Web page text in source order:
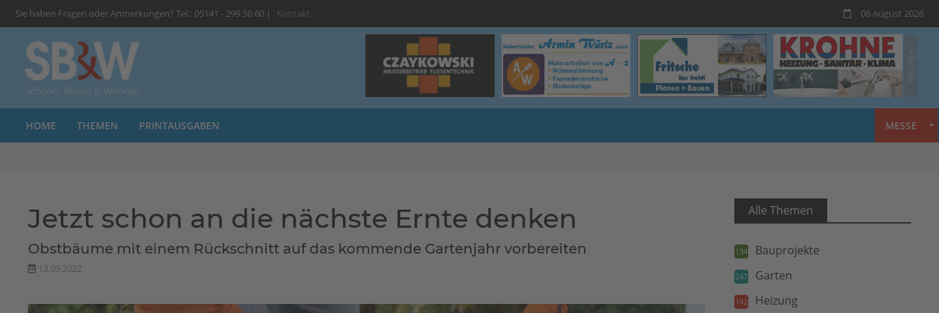
Sie haben Fragen oder Anmerkungen? Tel.: 05141 - 299 50 60 | Kontakt 06 August 2026
HOME THEMEN PRINTAUSGABEN MESSE
Jetzt schon an die nächste Ernte denken
Obstbäume mit einem Rückschnitt auf das kommende Gartenjahr vorbereiten
12.09.2022
Alle Themen
134 Bauprojekte
247 Garten
142 Heizung